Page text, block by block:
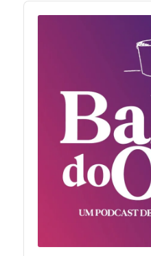
Audio
Player